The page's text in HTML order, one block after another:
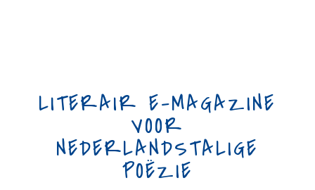
LITERAIR E-MAGAZINE
VOOR
NEDERLANDSTALIGE
POËZIE